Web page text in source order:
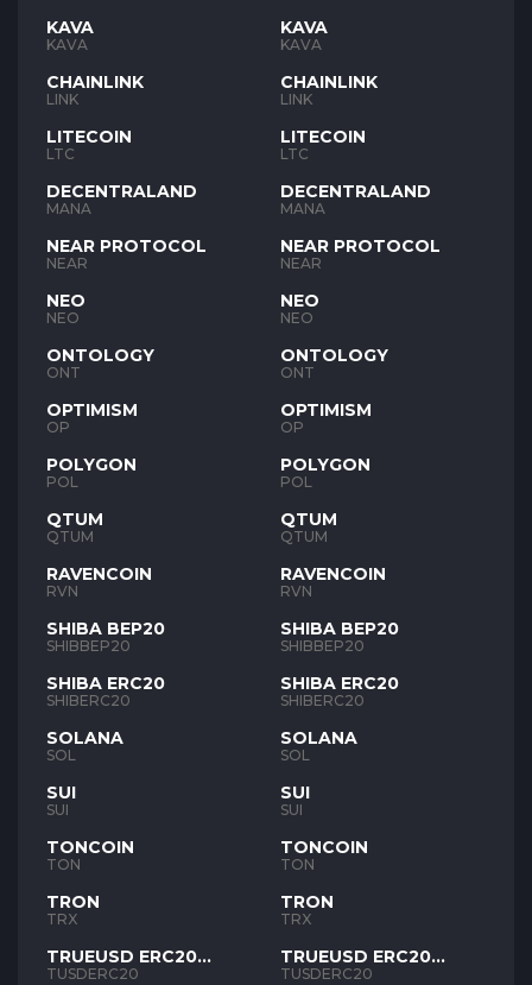
KAVA
KAVA
CHAINLINK
LINK
LITECOIN
LTC
DECENTRALAND
MANA
NEAR PROTOCOL
NEAR
NEO
NEO
ONTOLOGY
ONT
OPTIMISM
OP
POLYGON
POL
QTUM
QTUM
RAVENCOIN
RVN
SHIBA BEP20
SHIBBEP20
SHIBA ERC20
SHIBERC20
SOLANA
SOL
SUI
SUI
TONCOIN
TON
TRON
TRX
TRUEUSD ERC20
TUSD
TUSDERC20
KAVA
KAVA
CHAINLINK
LINK
LITECOIN
LTC
DECENTRALAND
MANA
NEAR PROTOCOL
NEAR
NEO
NEO
ONTOLOGY
ONT
OPTIMISM
OP
POLYGON
POL
QTUM
QTUM
RAVENCOIN
RVN
SHIBA BEP20
SHIBBEP20
SHIBA ERC20
SHIBERC20
SOLANA
SOL
SUI
SUI
TONCOIN
TON
TRON
TRX
TRUEUSD ERC20
TUSD
TUSDERC20